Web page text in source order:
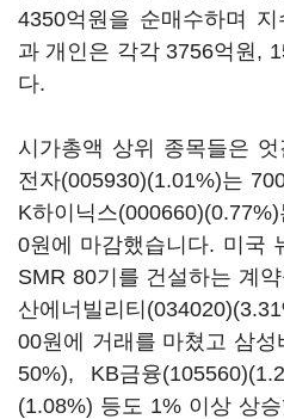
4350억원을 순매수하며
과 개인은 각각 3756억원,
다.
시가총액 상위 종목들은
전자(005930)(1.01%)는
K하이닉스(000660)
0원에 마감했습니다. 미국
SMR 80기를 건설하는 계
산에너빌리티(034020)
00원에 거래를 마쳤고 삼성
50%), KB금융(105560)
(1.08%) 등도 1% 이상 상